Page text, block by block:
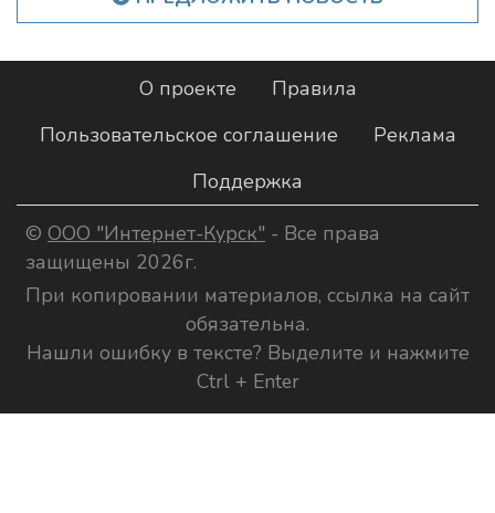
О проекте
Правила
Пользовательское соглашение
Реклама
Поддержка
© ООО "Интернет-Курск" - Все права
защищены 2026г.
При копировании материалов, ссылка на сайт
обязательна.
Нашли ошибку в тексте? Выделите и нажмите
Ctrl + Enter